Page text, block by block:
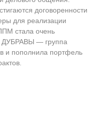
договоренности
для реализации
стала очень
ДУБРАВЫ — группа
и пополнила портфель